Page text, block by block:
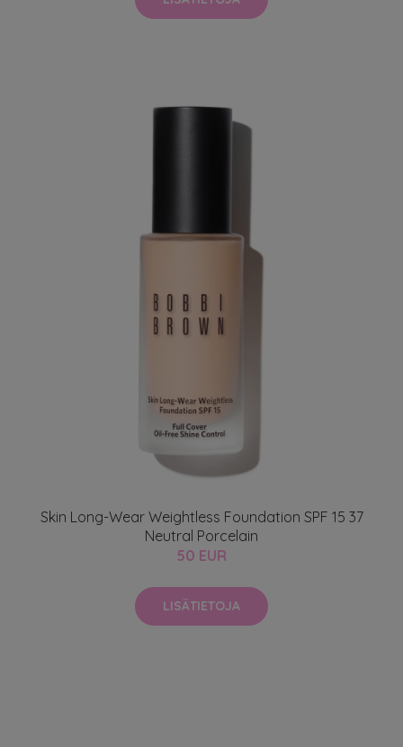
Skin Long-Wear Weightless Foundation SPF 15 37
Neutral Porcelain
50 EUR
LISÄTIETOJA